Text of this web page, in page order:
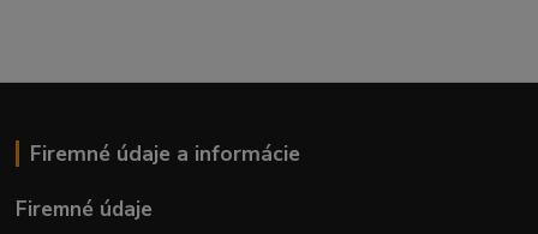
Firemné údaje a informácie
Firemné údaje